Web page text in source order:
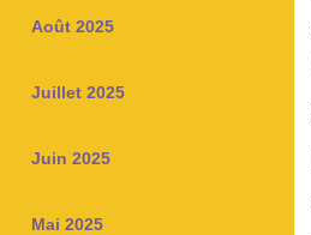
Août 2025
Juillet 2025
Juin 2025
Mai 2025